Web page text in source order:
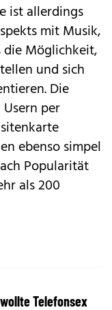
ist allerdings
mit Musik,
Möglichkeit,
und sich
Die
per
ebenso simpel
Popularität
als 200
Telefonsex